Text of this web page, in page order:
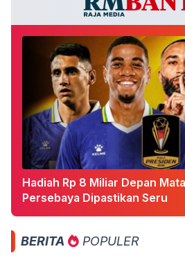
Hadiah Rp 8 Miliar Depan
Persebaya Dipastikan Seru
BERITA POPULER